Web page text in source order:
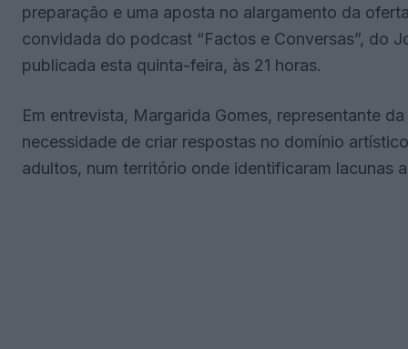
preparação e uma aposta no alargamento da
convidada do podcast “Factos e Conversas”, do
publicada esta quinta-feira, às 21 horas.
Em entrevista, Margarida Gomes, representante da
necessidade de criar respostas no domínio
adultos, num território onde identificaram lacunas